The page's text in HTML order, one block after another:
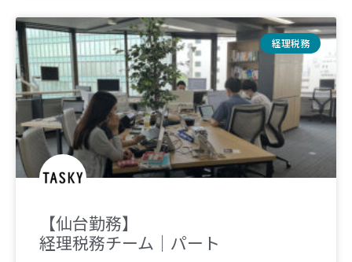
経理税務
【仙台勤務】
経理税務チーム｜パート